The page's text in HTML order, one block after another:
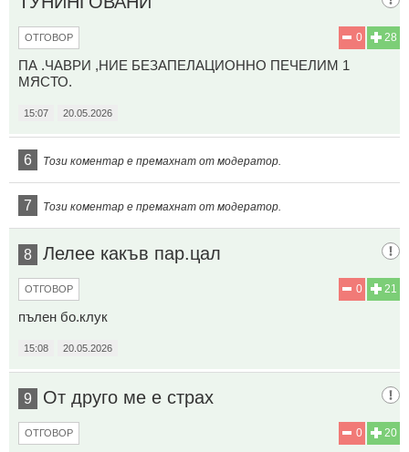
28
0
ОТГОВОР
ПА .ЧАВРИ ,НИЕ БЕЗАПЕЛАЦИОННО ПЕЧЕЛИМ 1
МЯСТО.
15:07 20.05.2026
6 Този коментар е премахнат от модератор.
7 Този коментар е премахнат от модератор.
8 Лелее какъв пар.цал
21
0
ОТГОВОР
пълен бо.клук
15:08 20.05.2026
9 От друго ме е страх
20
0
ОТГОВОР